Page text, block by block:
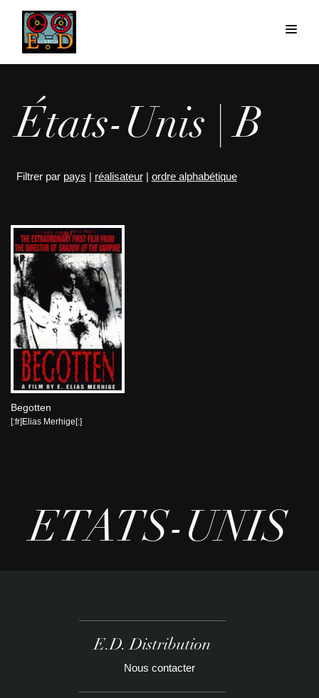
États-Unis | B
Filtrer par pays | réalisateur| ordre alphabétique
Begotten
[:fr]Elias Merhige[:]
ETATS-UNIS
E.D. Distribution
Nous contacter